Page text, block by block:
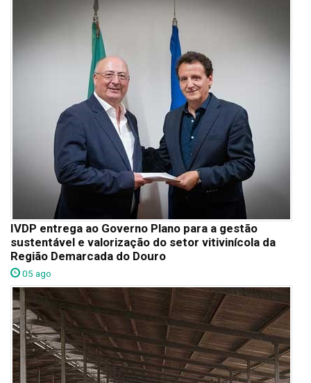
IVDP entrega ao Governo Plano para a gestão
sustentável e valorização do setor vitivinícola da
Região Demarcada do Douro
05 ago